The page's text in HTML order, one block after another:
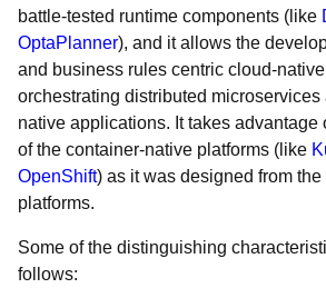
battle-tested runtime components (like
OptaPlanner), and it allows the
and business rules centric cloud-
orchestrating distributed microservices
native applications. It takes advantage
of the container-native platforms (like
OpenShift) as it was designed from
platforms.
Some of the distinguishing
follows: